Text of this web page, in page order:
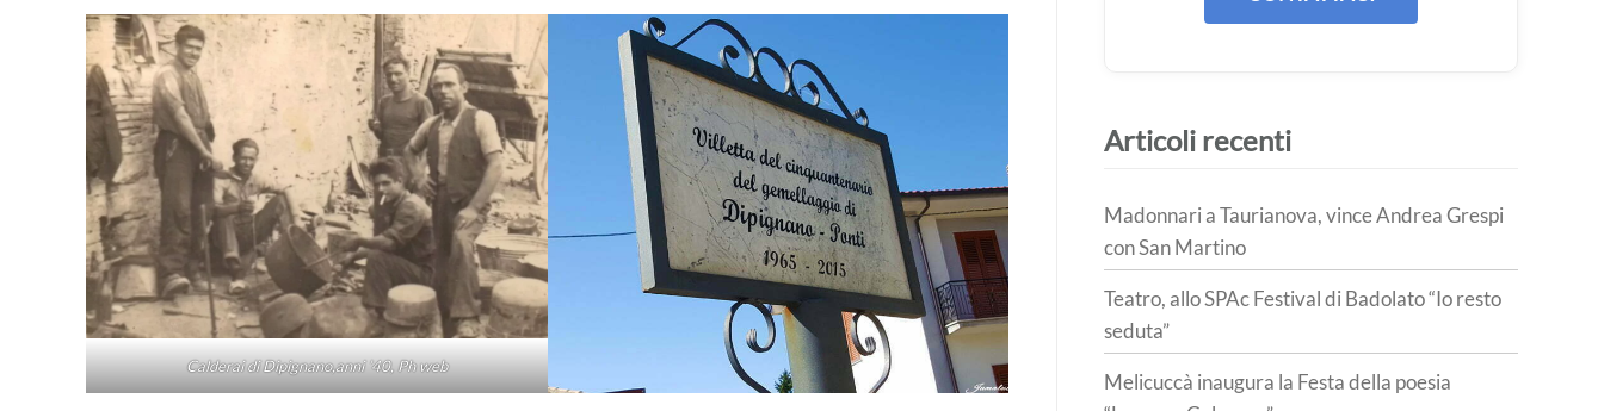
Calderai di Dipignano,anni ’40, Ph web
Articoli recenti
Madonnari a Taurianova, vince Andrea Grespi
con San Martino
Teatro, allo SPAc Festival di Badolato “Io resto
seduta”
Melicuccà inaugura la Festa della poesia